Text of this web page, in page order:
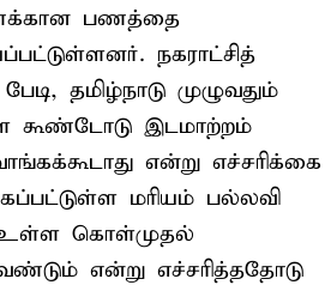
பணத்தை
நகராட்சித்
தமிழ்நாடு முழுவதும்
கூண்டோடு இடமாற்றம்
என்று எச்சரிக்கை
மரியம் பல்லவி
உள்ள கொள்முதல்
என்று எச்சரித்ததோடு